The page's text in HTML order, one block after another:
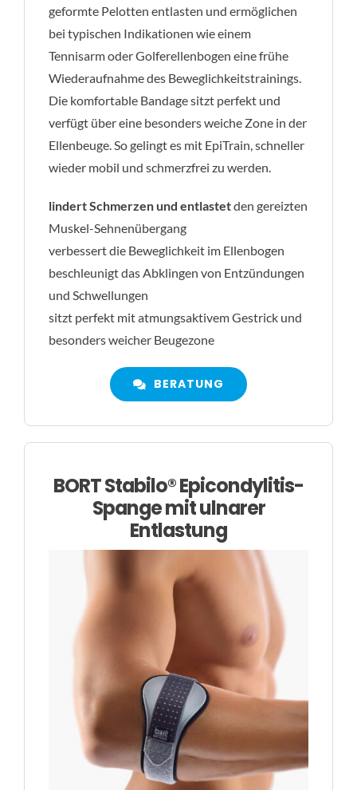
geformte Pelotten entlasten und ermöglichen
bei typischen Indikationen wie einem
Tennisarm oder Golferellenbogen eine frühe
Wiederaufnahme des Beweglichkeitstrainings.
Die komfortable Bandage sitzt perfekt und
verfügt über eine besonders weiche Zone in der
Ellenbeuge. So gelingt es mit EpiTrain, schneller
wieder mobil und schmerzfrei zu werden.
lindert Schmerzen und entlastetden gereizten
Muskel-Sehnenübergang
verbessert die Beweglichkeit im Ellenbogen
beschleunigt das Abklingen von Entzündungen
und Schwellungen
sitzt perfekt mit atmungsaktivem Gestrick und
besonders weicher Beugezone
BERATUNG
BORT Stabilo® Epicondylitis-
Spange mit ulnarer
Entlastung